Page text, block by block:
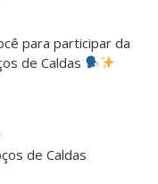
para participar da
de Caldas
de Caldas